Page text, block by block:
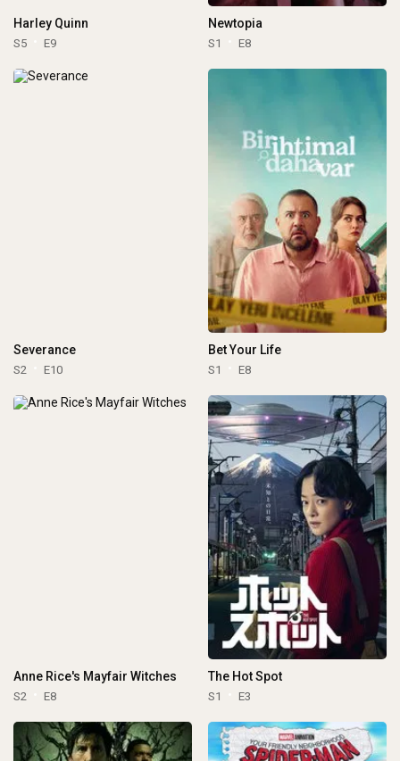
Harley Quinn
S5 E9
Newtopia
S1 E8
Severance
S2 E10
Bet Your Life
S1 E8
Anne Rice's Mayfair Witches
S2 E8
The Hot Spot
S1 E3